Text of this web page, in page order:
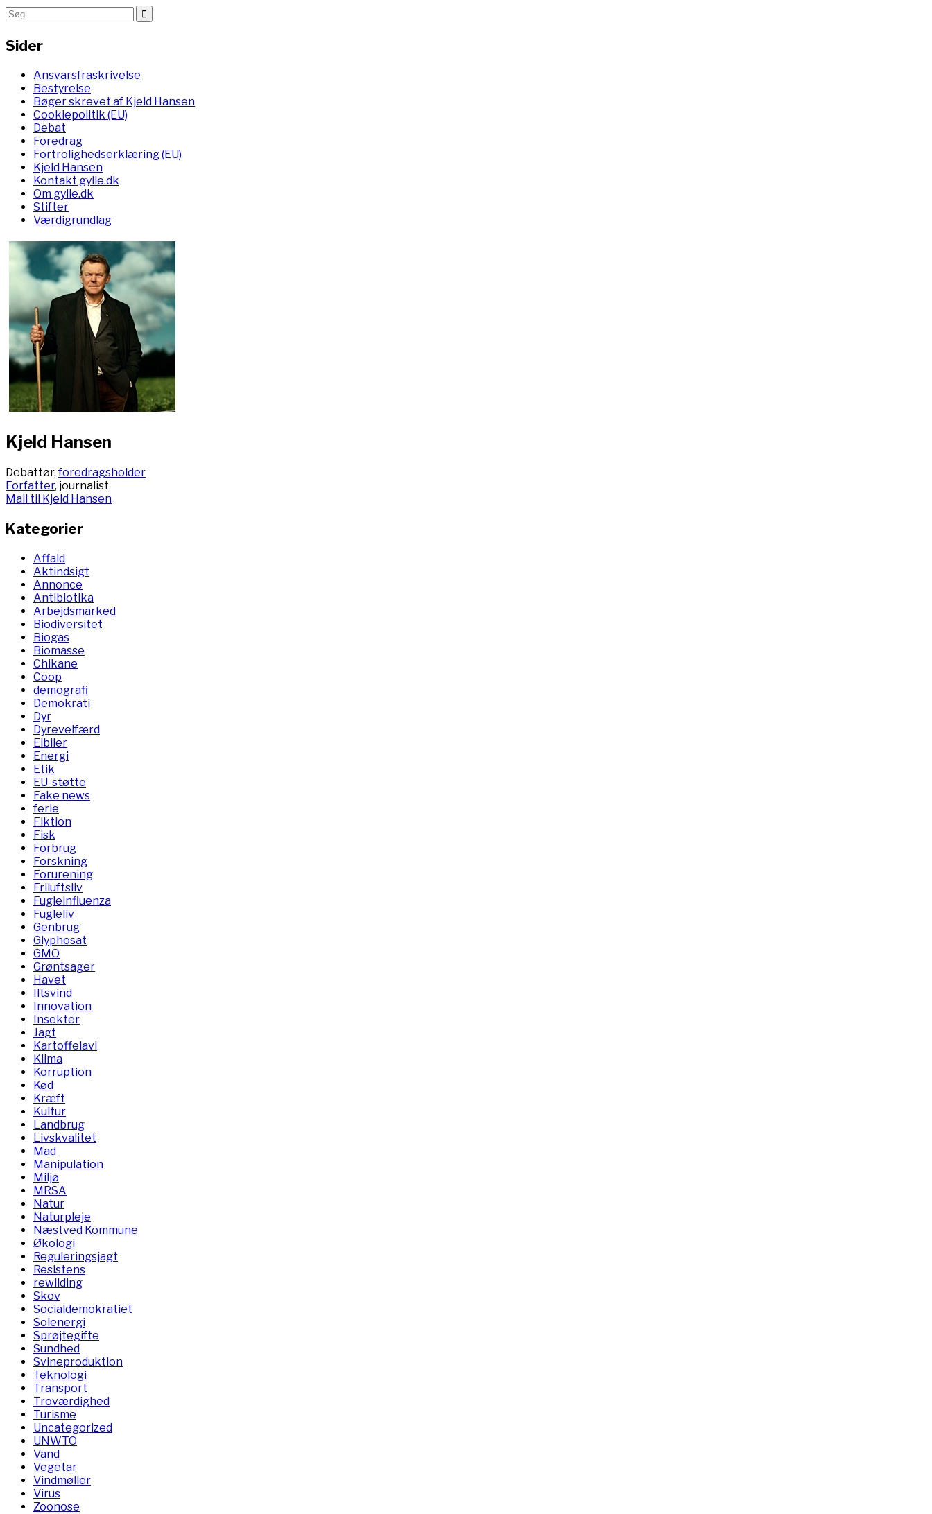
Sider
Ansvarsfraskrivelse
Bestyrelse
Bøger skrevet af Kjeld Hansen
Cookiepolitik (EU)
Debat
Foredrag
Fortrolighedserklæring (EU)
Kjeld Hansen
Kontakt gylle.dk
Om gylle.dk
Stifter
Værdigrundlag
Kjeld Hansen
Debattør,foredragsholder
Forfatter, journalist
Mail til Kjeld Hansen
Kategorier
Affald
Aktindsigt
Annonce
Antibiotika
Arbejdsmarked
Biodiversitet
Biogas
Biomasse
Chikane
Coop
demografi
Demokrati
Dyr
Dyrevelfærd
Elbiler
Energi
Etik
EU-støtte
Fake news
ferie
Fiktion
Fisk
Forbrug
Forskning
Forurening
Friluftsliv
Fugleinfluenza
Fugleliv
Genbrug
Glyphosat
GMO
Grøntsager
Havet
Iltsvind
Innovation
Insekter
Jagt
Kartoffelavl
Klima
Korruption
Kød
Kræft
Kultur
Landbrug
Livskvalitet
Mad
Manipulation
Miljø
MRSA
Natur
Naturpleje
Næstved Kommune
Økologi
Reguleringsjagt
Resistens
rewilding
Skov
Socialdemokratiet
Solenergi
Sprøjtegifte
Sundhed
Svineproduktion
Teknologi
Transport
Troværdighed
Turisme
Uncategorized
UNWTO
Vand
Vegetar
Vindmøller
Virus
Zoonose